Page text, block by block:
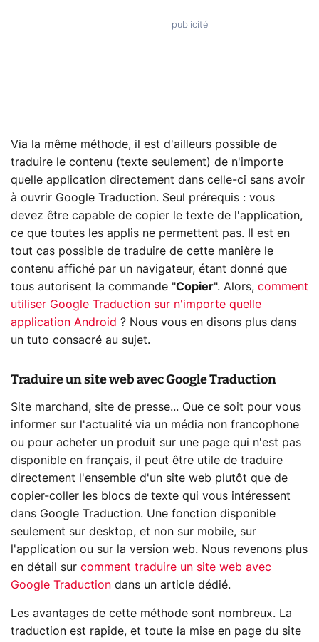
Via la même méthode, il est d'ailleurs possible de
traduire le contenu (texte seulement) de n'importe
quelle application directement dans celle-ci sans avoir
à ouvrir Google Traduction. Seul prérequis : vous
devez être capable de copier le texte de l'application,
ce que toutes les applis ne permettent pas. Il est en
tout cas possible de traduire de cette manière le
contenu affiché par un navigateur, étant donné que
tous autorisent la commande "Copier". Alors, comment
utiliser Google Traduction sur n'importe quelle
application Android ? Nous vous en disons plus dans
un tuto consacré au sujet.
Traduire un site web avec Google Traduction
Site marchand, site de presse... Que ce soit pour vous
informer sur l'actualité via un média non francophone
ou pour acheter un produit sur une page qui n'est pas
disponible en français, il peut être utile de traduire
directement l'ensemble d'un site web plutôt que de
copier-coller les blocs de texte qui vous intéressent
dans Google Traduction. Une fonction disponible
seulement sur desktop, et non sur mobile, sur
l'application ou sur la version web. Nous revenons plus
en détail sur comment traduire un site web avec
Google Traduction dans un article dédié.
Les avantages de cette méthode sont nombreux. La
traduction est rapide, et toute la mise en page du site